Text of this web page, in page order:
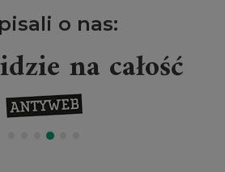
o nas:
na całość